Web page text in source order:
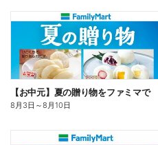
【お中元】夏の贈り物をファミマで
8月3日 ～8月10日